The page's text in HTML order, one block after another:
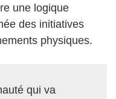
une logique
des initiatives
physiques.
qui va